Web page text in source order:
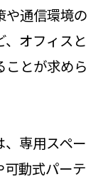
や通信環境の
オフィスと
ことが求めら
、専用スペー
可動式パーテ